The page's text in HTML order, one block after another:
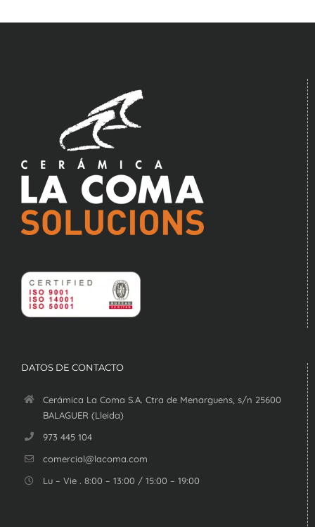
DATOS DE CONTACTO
Cerámica La Coma S.A. Ctra de Menarguens, s/n 25600
BALAGUER (Lleida)
973 445 104
comercial@lacoma.com
Lu – Vie . 8:00 – 13:00 / 15:00 – 19:00